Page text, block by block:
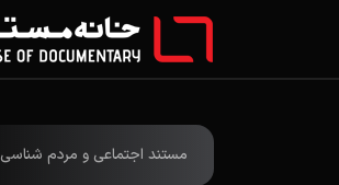
مستند اجتماعی و مردم شناسی